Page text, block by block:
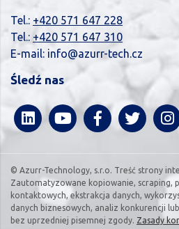
Tel.: +420 571 647 228
Tel.: +420 571 647 310
E-mail: info@azurr-tech.cz
Śledź nas
© Azurr-Technology, s.r.o. Treść strony
Zautomatyzowane kopiowanie, scraping,
kontaktowych, ekstrakcja danych,
danych biznesowych, analiz konkurencji
bez uprzedniej pisemnej zgody. Zasady